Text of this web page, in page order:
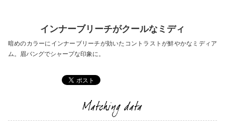
インナーブリーチがクールなミディ
暗めのカラーにインナーブリーチが効いたコントラストが鮮やかなミディア
ム。眉バングでシャープな印象に。
Matching data